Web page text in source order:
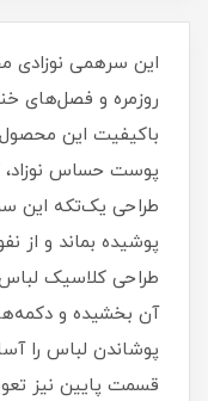
این سرهمی نوزادی
روزمره و فصل‌های
باکیفیت این
پوست حساس نوزاد،
طراحی یک‌تکه این
پوشیده بماند و از
طراحی کلاسیک
آن بخشیده و
پوشاندن لباس را
قسمت پایین نیز